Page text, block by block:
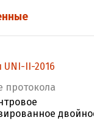
UNI-II-2016
протокола